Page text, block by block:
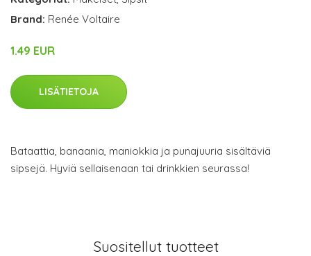
Brand: Renée Voltaire
1.49 EUR
LISÄTIETOJA
Bataattia, banaania, maniokkia ja punajuuria sisältäviä
sipsejä. Hyviä sellaisenaan tai drinkkien seurassa!
Suositellut tuotteet